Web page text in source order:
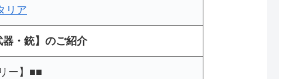
リア
・銃】のご紹介
ー】■■